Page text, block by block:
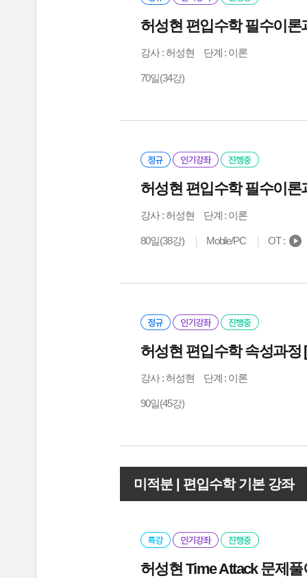
허성현 편입수학 필수이론
강사 :허성현 단계 : 이론
70일(34강)
허성현 편입수학 필수이론
강사 :허성현 단계 : 이론
80일(38강) Mobile/PC OT :
허성현 편입수학 속성과정
강사 :허성현 단계 : 이론
90일(45강)
미적분 | 편입수학 기본 강좌
허성현 Time Attack 문제풀